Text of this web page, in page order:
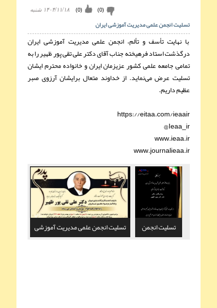
۱۴۰۴/۱۱/۱۸ شنبه (
0
) (
0
)
تسلیت انجمن علمی مدیریت آموزشی ایران
با نهایت تأسف و تألم، انجمن علمی مدیریت آموزشی ایران
درگذشت استاد فرهیخته جناب آقای دکتر علی تقی پور ظهیر را به
تمامی جامعه علمی کشور عزیزمان ایران و خانواده محترم ایشان
تسلیت عرض می‌نماید. از خداوند متعال برایشان آرزوی صبر
عظیم داریم.
https://eitaa.com/ieaair
Ieaa_ir@
www.ieaa.ir
www.journalieaa.ir
تسلیت انجمن علمی مدیریت آموزشی
تسلیت انجمن